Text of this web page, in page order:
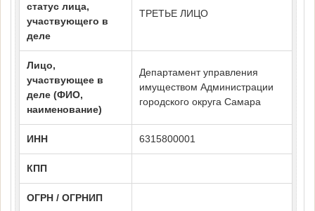
статус лица,
участвующего в
деле
ТРЕТЬЕ ЛИЦО
Лицо,
участвующее в
деле (ФИО,
наименование)
Департамент управления
имуществом Администрации
городского округа Самара
ИНН 6315800001
КПП
ОГРН / ОГРНИП